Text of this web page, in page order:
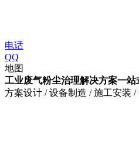
电话
QQ
地图
工业废气粉尘治理解决方案一站
方案设计 / 设备制造 / 施工安装 /